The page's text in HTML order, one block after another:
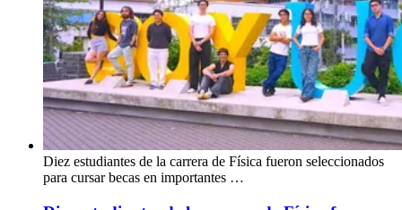
Diez estudiantes de la carrera de Física fueron seleccionados
para cursar becas en importantes …